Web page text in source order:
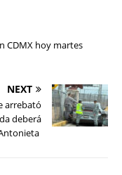
CDMX hoy martes
NEXT
arrebató
deberá